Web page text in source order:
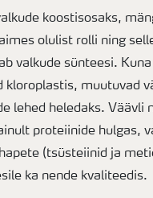
koostisosaks,
olulist rolli ning
valkude sünteesi.
kloroplastis, muutuvad
lehed heledaks. Väävli
proteiinide hulgas,
(tsüsteiinid ja
ka nende kvaliteedis.